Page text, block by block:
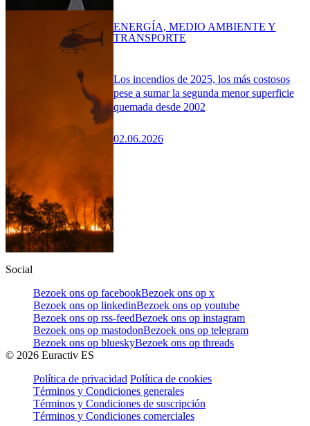
Los incendios de 2025, los más costosos
pese a sumar la segunda menor superficie
quemada desde 2002
02.06.2026
ENERGÍA, MEDIO AMBIENTE Y
TRANSPORTE
Social
Bezoek ons op facebookBezoek ons op x
Bezoek ons op linkedinBezoek ons op youtube
Bezoek ons op rss-feedBezoek ons op instagram
Bezoek ons op mastodonBezoek ons op telegram
Bezoek ons op blueskyBezoek ons op threads
© 2026 Euractiv ES
Política de privacidad Política de cookies
Términos y Condiciones generales
Términos y Condiciones de suscripción
Términos y Condiciones comerciales